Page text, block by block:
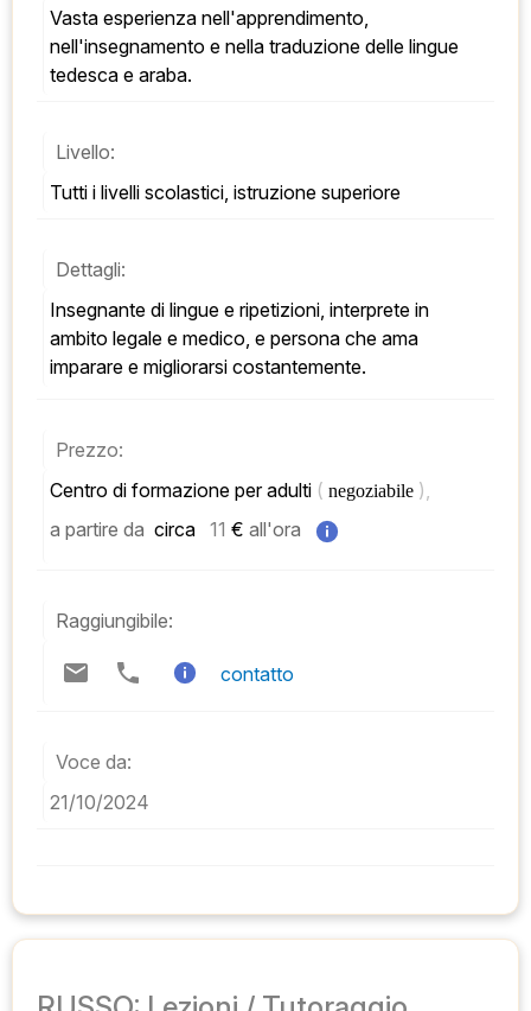
Vasta esperienza nell'apprendimento,
nell'insegnamento e nella traduzione delle lingue
tedesca e araba.
Livello:
Tutti i livelli scolastici, istruzione superiore
Dettagli:
Insegnante di lingue e ripetizioni, interprete in
ambito legale e medico, e persona che ama
imparare e migliorarsi costantemente.
Prezzo:
Centro di formazione per adulti ( negoziabile ),
a partire da circa 11 € all'ora
Raggiungibile:
contatto
Voce da:
21/10/2024